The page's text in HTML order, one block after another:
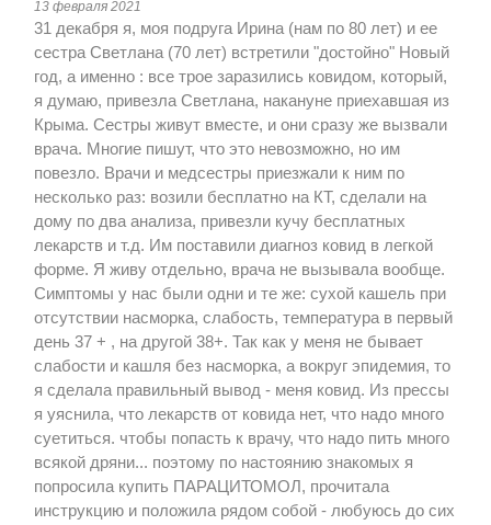
13 февраля 2021
31 декабря я, моя подруга Ирина (нам по 80 лет) и ее
сестра Светлана (70 лет) встретили "достойно" Новый
год, а именно : все трое заразились ковидом, который,
я думаю, привезла Светлана, накануне приехавшая из
Крыма. Сестры живут вместе, и они сразу же вызвали
врача. Многие пишут, что это невозможно, но им
повезло. Врачи и медсестры приезжали к ним по
несколько раз: возили бесплатно на КТ, сделали на
дому по два анализа, привезли кучу бесплатных
лекарств и т.д. Им поставили диагноз ковид в легкой
форме. Я живу отдельно, врача не вызывала вообще.
Симптомы у нас были одни и те же: сухой кашель при
отсутствии насморка, слабость, температура в первый
день 37 + , на другой 38+. Так как у меня не бывает
слабости и кашля без насморка, а вокруг эпидемия, то
я сделала правильный вывод - меня ковид. Из прессы
я уяснила, что лекарств от ковида нет, что надо много
суетиться. чтобы попасть к врачу, что надо пить много
всякой дряни... поэтому по настоянию знакомых я
попросила купить ПАРАЦИТОМОЛ, прочитала
инструкцию и положила рядом собой - любуюсь до сих